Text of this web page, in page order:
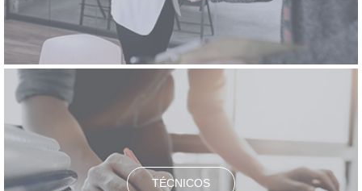
TÉCNICOS